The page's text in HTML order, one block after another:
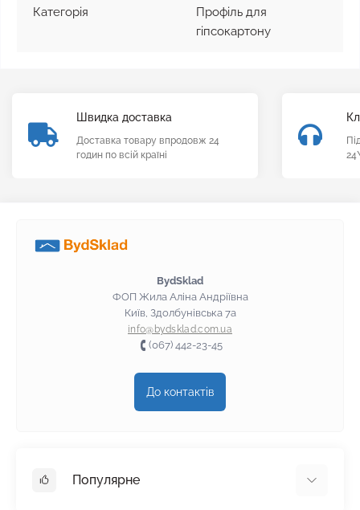
Категорія
Профіль для
гіпсокартону
Швидка доставка
Доставка товару впродовж 24
годин по всій країні
BydSklad
ФОП Жила Аліна Андріївна
Київ, Здолбунівська 7а
info@bydsklad.com.ua
(067) 442-23-45
До контактів
Популярне